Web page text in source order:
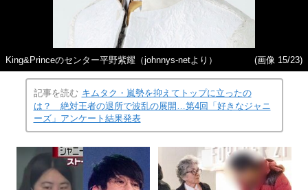
King&Princeのセンター平野紫耀（johnnys-netより） (画像 15/23)
記事を読む キムタク・嵐勢を抑えてトップに立ったの
は？ 絶対王者の退所で波乱の展開…第4回「好きなジャニ
ーズ」アンケート結果発表